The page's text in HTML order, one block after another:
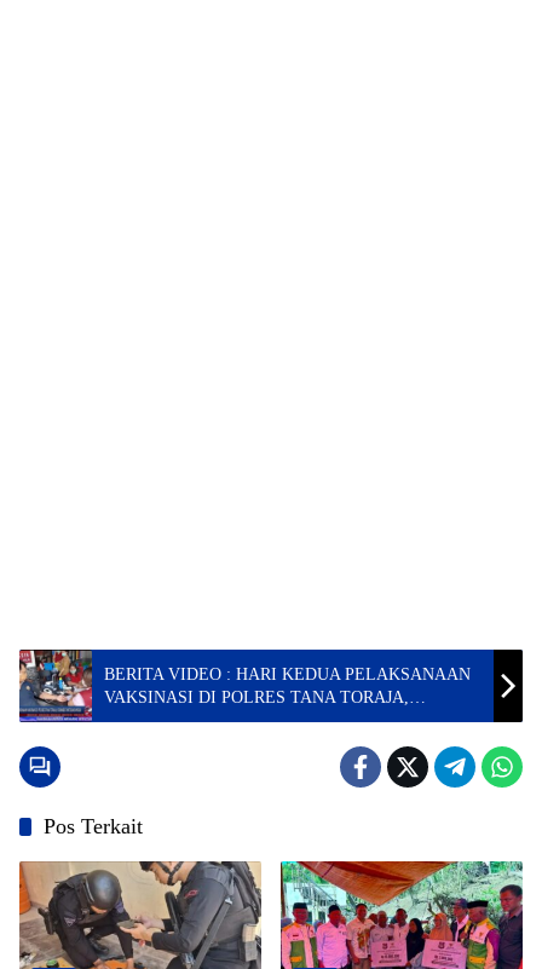
BERITA VIDEO : HARI KEDUA PELAKSANAAN
VAKSINASI DI POLRES TANA TORAJA,
DISAMBUT ANTUSIAS WARGA
Pos Terkait